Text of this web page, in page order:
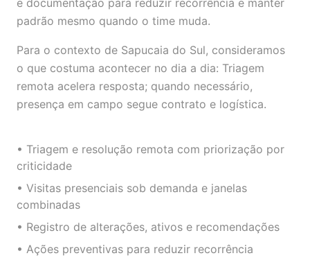
e documentação para reduzir recorrência e manter
padrão mesmo quando o time muda.
Para o contexto de Sapucaia do Sul, consideramos
o que costuma acontecer no dia a dia: Triagem
remota acelera resposta; quando necessário,
presença em campo segue contrato e logística.
• Triagem e resolução remota com priorização por
criticidade
• Visitas presenciais sob demanda e janelas
combinadas
• Registro de alterações, ativos e recomendações
• Ações preventivas para reduzir recorrência